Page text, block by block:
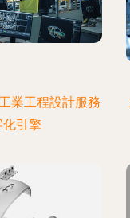
業工程設計服務
化引擎